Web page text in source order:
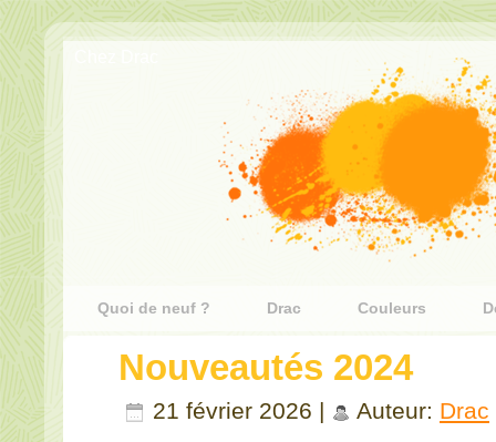
Quoi de neuf ? Drac Couleurs
Nouveautés 2024
21 février 2026 | Auteur: Drac